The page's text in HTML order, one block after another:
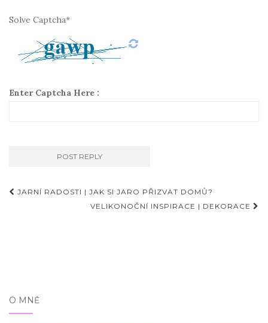
Solve Captcha*
Enter Captcha Here :
Příspěvky
JARNÍ RADOSTI | JAK SI JARO PŘIZVAT DOMŮ?
VELIKONOČNÍ INSPIRACE | DEKORACE
O MNĚ